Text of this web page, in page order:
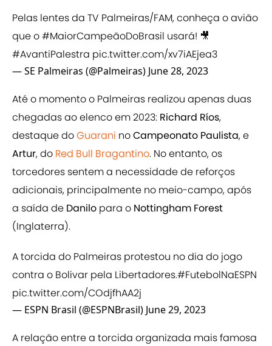
Pelas lentes da TV Palmeiras/FAM, conheça o avião
que o#MaiorCampeãoDoBrasil usará! 🎥
#AvantiPalestra pic.twitter.com/xv7iAEjea3
— SE Palmeiras (@Palmeiras) June 28, 2023
Até o momento o Palmeiras realizou apenas duas
chegadas ao elenco em 2023: Richard Ríos,
destaque doGuarani noCampeonato Paulista, e
Artur, do Red Bull Bragantino. No entanto, os
torcedores sentem a necessidade de reforços
adicionais, principalmente no meio-campo, após
a saída de Danilo para o Nottingham Forest
(Inglaterra).
A torcida do Palmeiras protestou no dia do jogo
contra o Bolivar pela Libertadores.#FutebolNaESPN
pic.twitter.com/COdjfhAA2j
— ESPN Brasil (@ESPNBrasil) June 29, 2023
A relação entre a torcida organizada mais famosa